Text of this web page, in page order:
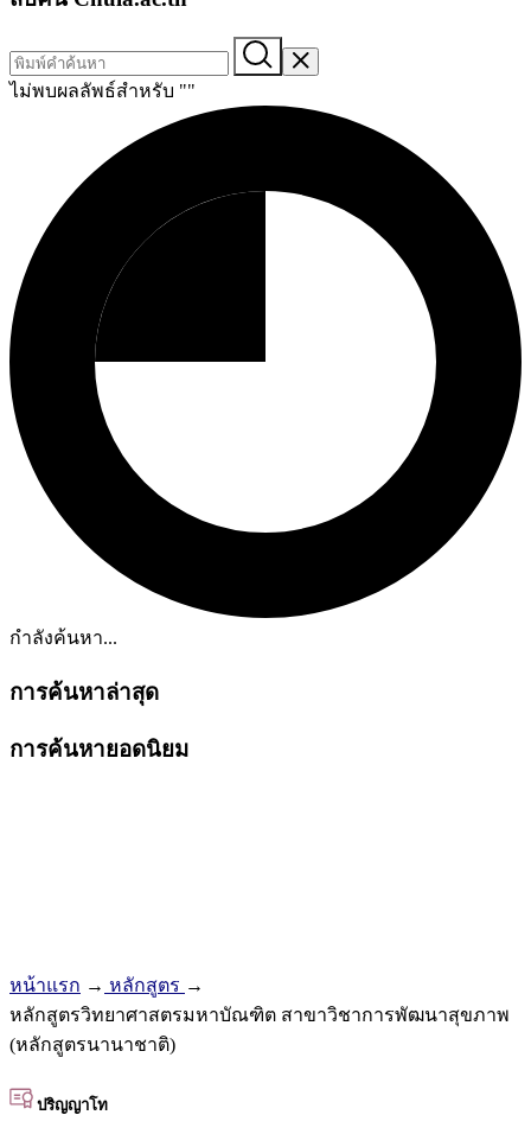
ไม่พบผลลัพธ์สำหรับ ""
กำลังค้นหา...
การค้นหาล่าสุด
การค้นหายอดนิยม
หน้าแรก → หลักสูตร →
หลักสูตรวิทยาศาสตรมหาบัณฑิต สาขาวิชาการพัฒนาสุขภาพ
(หลักสูตรนานาชาติ)
ปริญญาโท